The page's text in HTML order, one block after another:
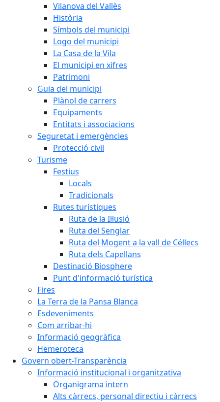
Vilanova del Vallès
Història
Símbols del municipi
Logo del municipi
La Casa de la Vila
El municipi en xifres
Patrimoni
Guia del municipi
Plànol de carrers
Equipaments
Entitats i associacions
Seguretat i emergències
Protecció civil
Turisme
Festius
Locals
Tradicionals
Rutes turístiques
Ruta de la Il·lusió
Ruta del Senglar
Ruta del Mogent a la vall de Céllecs
Ruta dels Capellans
Destinació Biosphere
Punt d'informació turística
Fires
La Terra de la Pansa Blanca
Esdeveniments
Com arribar-hi
Informació geogràfica
Hemeroteca
Govern obert-Transparència
Informació institucional i organitzativa
Organigrama intern
Alts càrrecs, personal directiu i càrrecs